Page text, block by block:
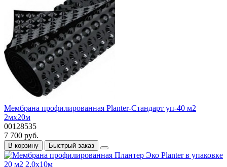
Мембрана профилированная Planter-Стандарт уп-40 м2
2мx20м
00128535
7 700 руб.
В корзину Быстрый заказ